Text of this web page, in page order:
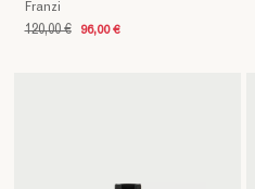
Franzi
120,00 € 96,00 €